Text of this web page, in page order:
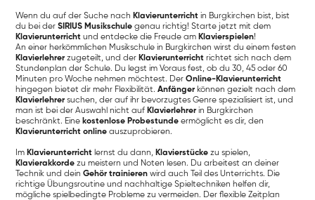
Wenn du auf der Suche nach Klavierunterricht in Burgkirchen bist, bist
du bei derSIRIUS Musikschule genau richtig! Starte jetzt mit dem
Klavierunterricht und entdecke die Freude am Klavierspielen!
An einer herkömmlichen Musikschule in Burgkirchen wirst du einem festen
Klavierlehrer zugeteilt, und der Klavierunterricht richtet sich nach dem
Stundenplan der Schule. Du legst im Voraus fest, ob du 30, 45 oder 60
Minuten pro Woche nehmen möchtest. DerOnline-Klavierunterricht
hingegen bietet dir mehr Flexibilität.Anfänger können gezielt nach dem
Klavierlehrer suchen, der auf ihr bevorzugtes Genre spezialisiert ist, und
man ist bei der Auswahl nicht auf Klavierlehrer in Burgkirchen
beschränkt. Eine kostenlose Probestunde ermöglicht es dir, den
Klavierunterricht online auszuprobieren.
Im Klavierunterricht lernst du dann, Klavierstücke zu spielen,
Klavierakkorde zu meistern und Noten lesen. Du arbeitest an deiner
Technik und deinGehör trainieren wird auch Teil des Unterrichts. Die
richtige Übungsroutine und nachhaltige Spieltechniken helfen dir,
mögliche spielbedingte Probleme zu vermeiden. Der flexible Zeitplan